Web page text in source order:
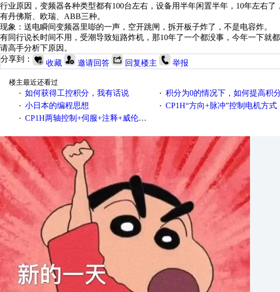
行业原因，变频器各种类型都有100台左右，设备用半年闲置半年，10年左右了
有丹佛斯、欧瑞、ABB三种。
现象：送电瞬间变频器里嘭的一声，空开跳闸，拆开板子炸了，不是电容炸。
有同行说长时间不用，受潮导致短路炸机，那10年了一个都没事，今年一下就
请高手分析下原因。
分享到：
收藏 邀请回答 回复楼主 举报
楼主最近还看过
· 如何获得工控积分，我有话说 · 积分为0的情况下，如何提高积
· 小日本的编程思想 · CP1H“方向+脉冲”控制电机方式
· CP1H两轴控制+伺服+注释+威伦触屏